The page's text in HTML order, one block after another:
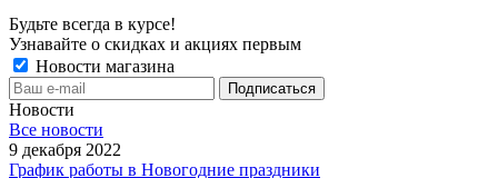
Будьте всегда в курсе!
Узнавайте о скидках и акциях первым
Новости магазина
Новости
Все новости
9 декабря 2022
График работы в Новогодние праздники